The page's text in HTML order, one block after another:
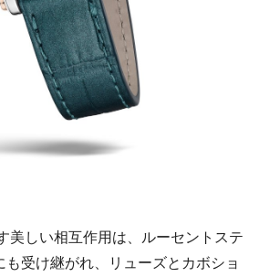
美しい相互作用は、ルーセントステ
受け継がれ、リューズとカボショ